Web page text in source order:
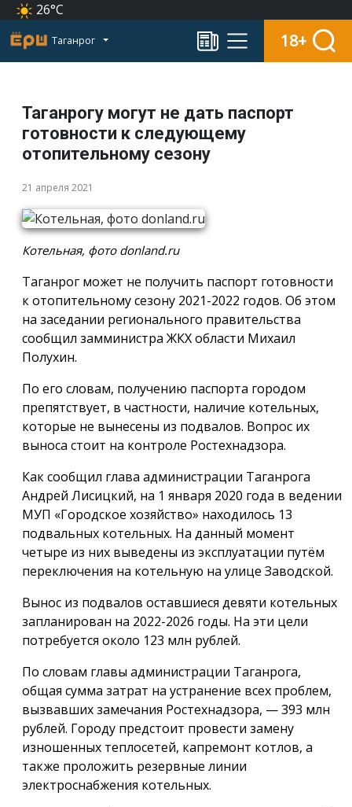
26°C
Таганрог 18+
Таганрогу могут не дать паспорт
готовности к следующему
отопительному сезону
21 апреля 2021
Котельная, фото donland.ru
Таганрог может не получить паспорт готовности
к отопительному сезону 2021-2022 годов. Об этом
на заседании регионального правительства
сообщил замминистра ЖКХ области Михаил
Полухин.
По его словам, получению паспорта городом
препятствует, в частности, наличие котельных,
которые не вынесены из подвалов. Вопрос их
выноса стоит на контроле Ростехнадзора.
Как сообщил глава администрации Таганрога
Андрей Лисицкий, на 1 января 2020 года в ведении
МУП «Городское хозяйство» находилось 13
подвальных котельных. На данный момент
четыре из них выведены из эксплуатации путём
переключения на котельную на улице Заводской.
Вынос из подвалов оставшиеся девяти котельных
запланирован на 2022-2026 годы. На эти цели
потребуется около 123 млн рублей.
По словам главы администрации Таганрога,
общая сумма затрат на устранение всех проблем,
вызвавших замечания Ростехнадзора, — 393 млн
рублей. Городу предстоит провести замену
изношенных теплосетей, капремонт котлов, а
также проложить резервные линии
электроснабжения котельных.